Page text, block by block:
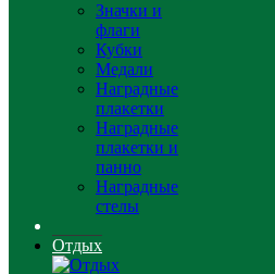
Значки и
флаги
Кубки
Медали
Наградные
плакетки
Наградные
плакетки и
панно
Наградные
стелы
Отдых